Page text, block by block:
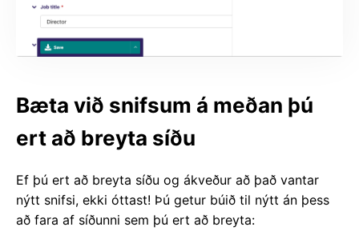
Bæta við snifsum á meðan þú
ert að breyta síðu
Ef þú ert að breyta síðu og ákveður að það vantar
nýtt snifsi, ekki óttast! Þú getur búið til nýtt án þess
að fara af síðunni sem þú ert að breyta: